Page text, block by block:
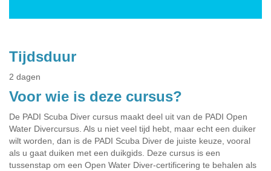
Tijdsduur
2 dagen
Voor wie is deze cursus?
De PADI Scuba Diver cursus maakt deel uit van de PADI Open
Water Divercursus. Als u niet veel tijd hebt, maar echt een duiker
wilt worden, dan is de PADI Scuba Diver de juiste keuze, vooral
als u gaat duiken met een duikgids. Deze cursus is een
tussenstap om een Open Water Diver-certificering te behalen als